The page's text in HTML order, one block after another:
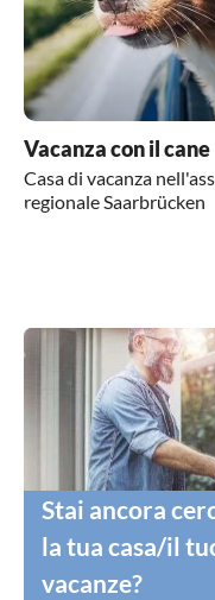
Vacanza con il cane
Casa di vacanza
regionale Saarbrücken
Stai ancora
la tua casa/il
vacanze?